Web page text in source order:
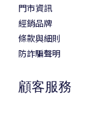
門市資訊
經銷品牌
條款與細則
防詐騙聲明
顧客服務